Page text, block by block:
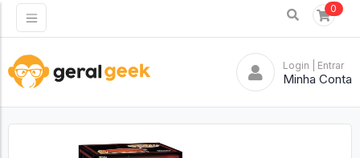
0
Login | Entrar
Minha Conta